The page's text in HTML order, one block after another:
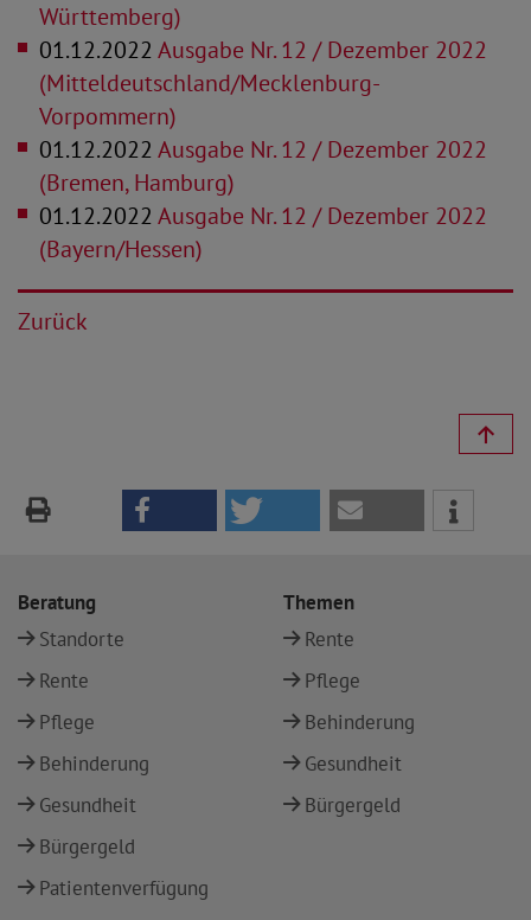
Württemberg)
01.12.2022Ausgabe Nr. 12 / Dezember 2022
(Mitteldeutschland/Mecklenburg-
Vorpommern)
01.12.2022Ausgabe Nr. 12 / Dezember 2022
(Bremen, Hamburg)
01.12.2022Ausgabe Nr. 12 / Dezember 2022
(Bayern/Hessen)
Zurück
Beratung
Standorte
Rente
Pflege
Behinderung
Gesundheit
Bürgergeld
Patientenverfügung
Themen
Rente
Pflege
Behinderung
Gesundheit
Bürgergeld